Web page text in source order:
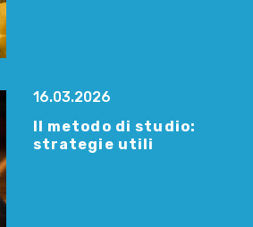
16.03.2026
Il metodo di studio:
strategie utili